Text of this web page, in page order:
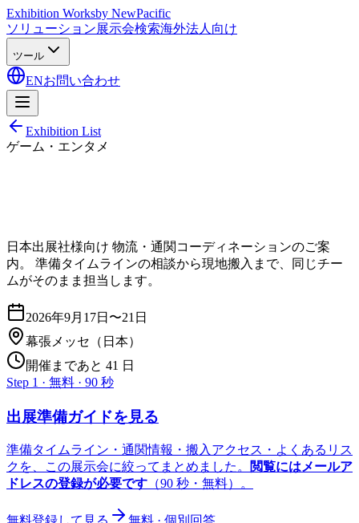
Exhibition Worksby NewPacific
ソリューション展示会検索海外法人向け
ツール
ENお問い合わせ
Exhibition List
ゲーム・エンタメ
日本出展社様向け 物流・通関コーディネーションのご案
内。 準備タイムラインの相談から現地搬入まで、同じチー
ムがそのまま担当します。
2026年9月17日〜21日
幕張メッセ （日本）
開催まであと 41 日
Step 1 · 無料 · 90 秒
出展準備ガイドを見る
準備タイムライン・通関情報・搬入アクセス・よくあるリス
クを、この展示会に絞ってまとめました。
閲覧にはメールア
ドレスの登録が必要です （90 秒・無料）。